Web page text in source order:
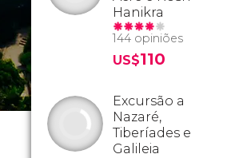
Hanikra
144 opiniões
US$110
Excursão a
Nazaré,
Tiberíades e
Galileia